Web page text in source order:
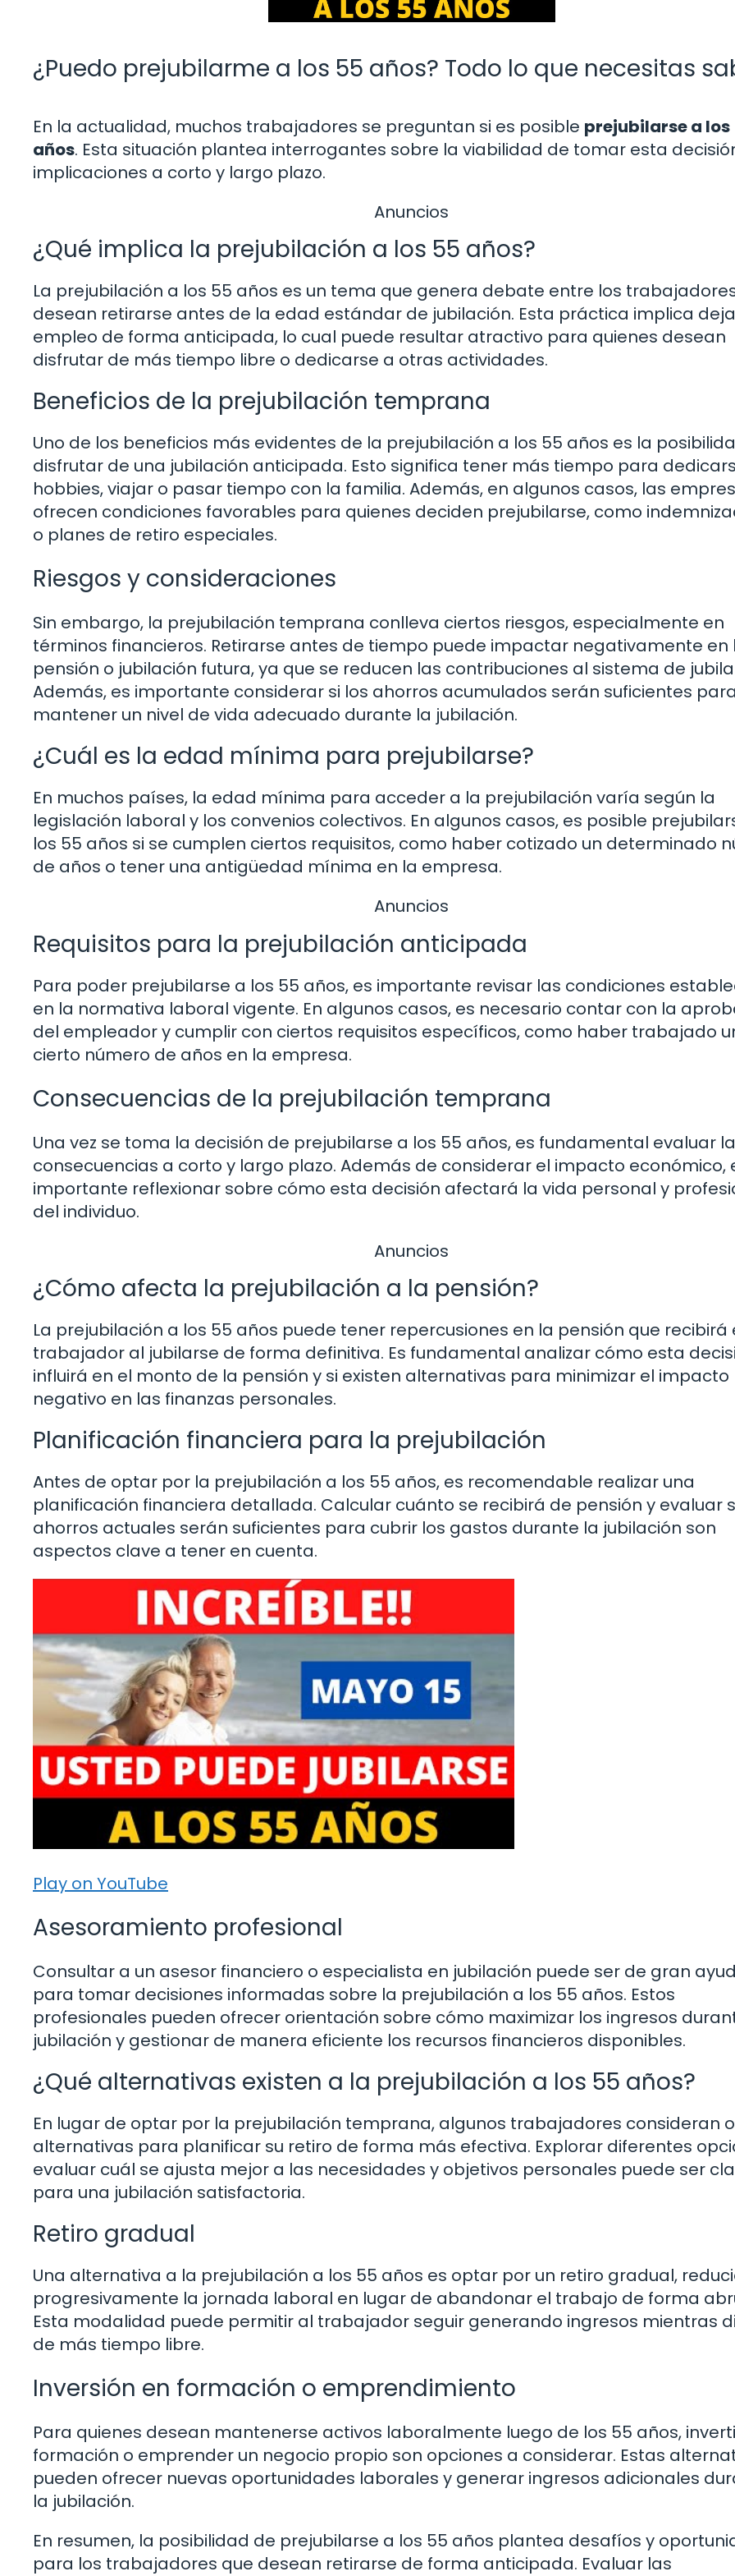
¿Puedo prejubilarme a los 55 años? Todo lo que necesitas
En la actualidad, muchos trabajadores se preguntan si es posible prejubilarse a los
años. Esta situación plantea interrogantes sobre la viabilidad de tomar esta
implicaciones a corto y largo plazo.
Anuncios
¿Qué implica la prejubilación a los 55 años?
La prejubilación a los 55 años es un tema que genera debate entre los
desean retirarse antes de la edad estándar de jubilación. Esta práctica implica
empleo de forma anticipada, lo cual puede resultar atractivo para quienes desean
disfrutar de más tiempo libre o dedicarse a otras actividades.
Beneficios de la prejubilación temprana
Uno de los beneficios más evidentes de la prejubilación a los 55 años es la
disfrutar de una jubilación anticipada. Esto significa tener más tiempo para
hobbies, viajar o pasar tiempo con la familia. Además, en algunos casos, las
ofrecen condiciones favorables para quienes deciden prejubilarse, como
o planes de retiro especiales.
Riesgos y consideraciones
Sin embargo, la prejubilación temprana conlleva ciertos riesgos, especialmente en
términos financieros. Retirarse antes de tiempo puede impactar negativamente en
pensión o jubilación futura, ya que se reducen las contribuciones al sistema de
Además, es importante considerar si los ahorros acumulados serán suficientes
mantener un nivel de vida adecuado durante la jubilación.
¿Cuál es la edad mínima para prejubilarse?
En muchos países, la edad mínima para acceder a la prejubilación varía según la
legislación laboral y los convenios colectivos. En algunos casos, es posible
los 55 años si se cumplen ciertos requisitos, como haber cotizado un determinado
de años o tener una antigüedad mínima en la empresa.
Anuncios
Requisitos para la prejubilación anticipada
Para poder prejubilarse a los 55 años, es importante revisar las condiciones
en la normativa laboral vigente. En algunos casos, es necesario contar con la
del empleador y cumplir con ciertos requisitos específicos, como haber trabajado
cierto número de años en la empresa.
Consecuencias de la prejubilación temprana
Una vez se toma la decisión de prejubilarse a los 55 años, es fundamental evaluar
consecuencias a corto y largo plazo. Además de considerar el impacto económico,
importante reflexionar sobre cómo esta decisión afectará la vida personal y
del individuo.
Anuncios
¿Cómo afecta la prejubilación a la pensión?
La prejubilación a los 55 años puede tener repercusiones en la pensión que recibirá
trabajador al jubilarse de forma definitiva. Es fundamental analizar cómo esta
influirá en el monto de la pensión y si existen alternativas para minimizar el impacto
negativo en las finanzas personales.
Planificación financiera para la prejubilación
Antes de optar por la prejubilación a los 55 años, es recomendable realizar una
planificación financiera detallada. Calcular cuánto se recibirá de pensión y evaluar
ahorros actuales serán suficientes para cubrir los gastos durante la jubilación son
aspectos clave a tener en cuenta.
Play on YouTube
Asesoramiento profesional
Consultar a un asesor financiero o especialista en jubilación puede ser de gran
para tomar decisiones informadas sobre la prejubilación a los 55 años. Estos
profesionales pueden ofrecer orientación sobre cómo maximizar los ingresos
jubilación y gestionar de manera eficiente los recursos financieros disponibles.
¿Qué alternativas existen a la prejubilación a los 55 años?
En lugar de optar por la prejubilación temprana, algunos trabajadores consideran
alternativas para planificar su retiro de forma más efectiva. Explorar diferentes
evaluar cuál se ajusta mejor a las necesidades y objetivos personales puede ser
para una jubilación satisfactoria.
Retiro gradual
Una alternativa a la prejubilación a los 55 años es optar por un retiro gradual,
progresivamente la jornada laboral en lugar de abandonar el trabajo de forma
Esta modalidad puede permitir al trabajador seguir generando ingresos mientras
de más tiempo libre.
Inversión en formación o emprendimiento
Para quienes desean mantenerse activos laboralmente luego de los 55 años,
formación o emprender un negocio propio son opciones a considerar. Estas
pueden ofrecer nuevas oportunidades laborales y generar ingresos adicionales
la jubilación.
En resumen, la posibilidad de prejubilarse a los 55 años plantea desafíos y
para los trabajadores que desean retirarse de forma anticipada. Evaluar las